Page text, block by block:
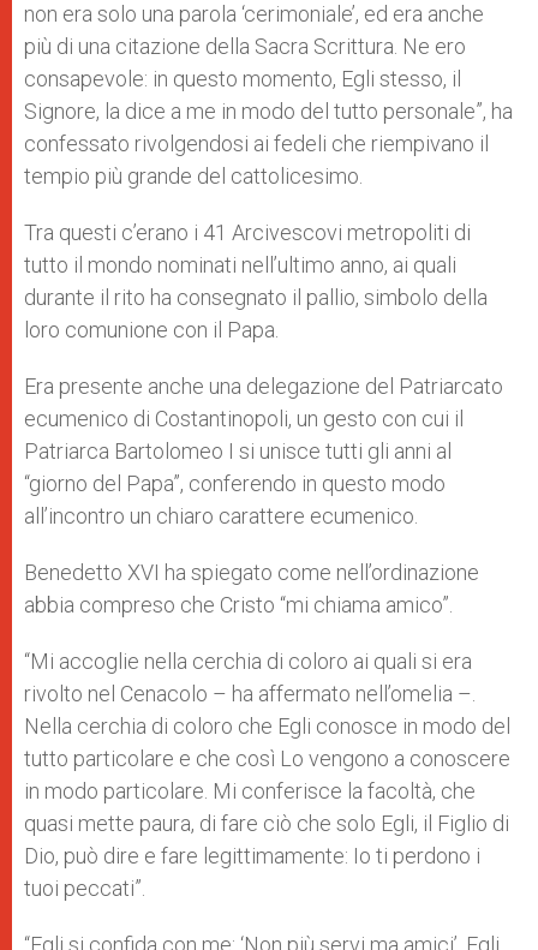
non era solo una parola ‘cerimoniale’, ed era anche
più di una citazione della Sacra Scrittura. Ne ero
consapevole: in questo momento, Egli stesso, il
Signore, la dice a me in modo del tutto personale”, ha
confessato rivolgendosi ai fedeli che riempivano il
tempio più grande del cattolicesimo.
Tra questi c’erano i 41 Arcivescovi metropoliti di
tutto il mondo nominati nell’ultimo anno, ai quali
durante il rito ha consegnato il pallio, simbolo della
loro comunione con il Papa.
Era presente anche una delegazione del Patriarcato
ecumenico di Costantinopoli, un gesto con cui il
Patriarca Bartolomeo I si unisce tutti gli anni al
“giorno del Papa”, conferendo in questo modo
all’incontro un chiaro carattere ecumenico.
Benedetto XVI ha spiegato come nell’ordinazione
abbia compreso che Cristo “mi chiama amico”.
“Mi accoglie nella cerchia di coloro ai quali si era
rivolto nel Cenacolo – ha affermato nell’omelia –.
Nella cerchia di coloro che Egli conosce in modo del
tutto particolare e che così Lo vengono a conoscere
in modo particolare. Mi conferisce la facoltà, che
quasi mette paura, di fare ciò che solo Egli, il Figlio di
Dio, può dire e fare legittimamente: Io ti perdono i
tuoi peccati”.
“Egli si confida con me: ‘Non più servi ma amici’. Egli